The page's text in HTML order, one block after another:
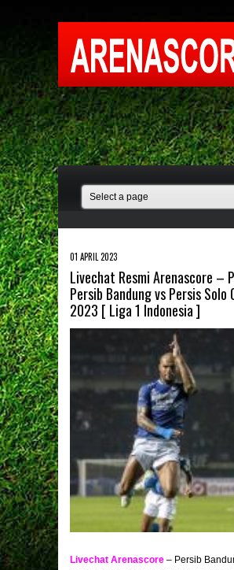
01 APRIL 2023
Livechat Resmi Arenascore –
Persib Bandung vs Persis Solo
2023 [ Liga 1 Indonesia ]
Livechat Arenascore – Persib